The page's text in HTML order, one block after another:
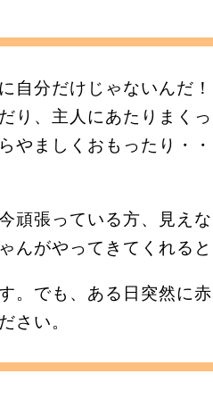
自分だけじゃないんだ
り、主人にあたりまく
やましくおもったり・
頑張っている方、見え
がやってきてくれると
。でも、ある日突然に
さい。